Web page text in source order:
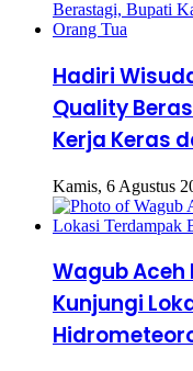
Hadiri
Quality
Kerja Keras
Kamis, 6 Agustus
Wagub
Kunjungi